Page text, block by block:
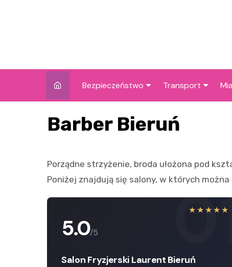
Bezpieczeństwo
Wypadki i zdarzenia
policyjna
Transport
Drogi i remonty
Barber Bieruń
Porządne strzyżenie, broda ułożona pod
Poniżej znajdują się salony, w których
★★★★★
5.0/5
Salon Fryzjerski Laurent Bieruń